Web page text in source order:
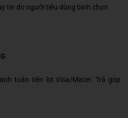
tín do người tiêu dùng bình chọn
toán tiện lợi Visa/Mater. Trả góp